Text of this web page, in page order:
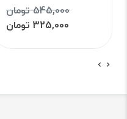
545,000 تومان
325,000 تومان